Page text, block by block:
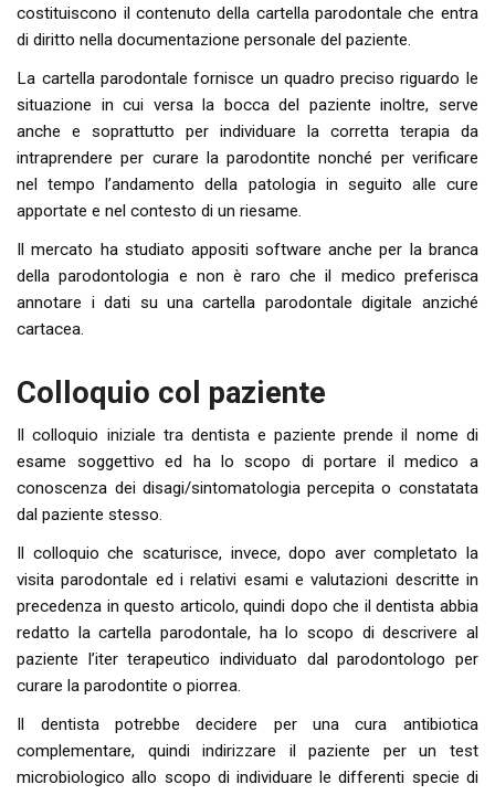
costituiscono il contenuto della cartella parodontale che entra
di diritto nella documentazione personale del paziente.
La cartella parodontale fornisce un quadro preciso riguardo le
situazione in cui versa la bocca del paziente inoltre, serve
anche e soprattutto per individuare la corretta terapia da
intraprendere per curare la parodontite nonché per verificare
nel tempo l’andamento della patologia in seguito alle cure
apportate e nel contesto di un riesame.
Il mercato ha studiato appositi software anche per la branca
della parodontologia e non è raro che il medico preferisca
annotare i dati su una cartella parodontale digitale anziché
cartacea.
Colloquio col paziente
Il colloquio iniziale tra dentista e paziente prende il nome di
esame soggettivo ed ha lo scopo di portare il medico a
conoscenza dei disagi/sintomatologia percepita o constatata
dal paziente stesso.
Il colloquio che scaturisce, invece, dopo aver completato la
visita parodontale ed i relativi esami e valutazioni descritte in
precedenza in questo articolo, quindi dopo che il dentista abbia
redatto la cartella parodontale, ha lo scopo di descrivere al
paziente l’iter terapeutico individuato dal parodontologo per
curare la parodontite o piorrea.
Il dentista potrebbe decidere per una cura antibiotica
complementare, quindi indirizzare il paziente per un test
microbiologico allo scopo di individuare le differenti specie di